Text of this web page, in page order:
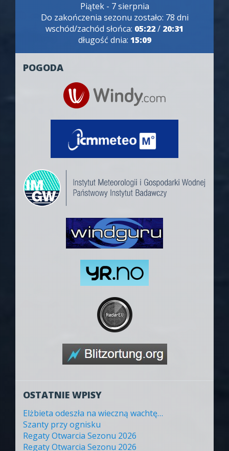
Piątek - 7 sierpnia
Do zakończenia sezonu zostało: 78 dni
wschód/zachód słońca: 05:22/ 20:31
długość dnia: 15:09
POGODA
OSTATNIE WPISY
Elżbieta odeszła na wieczną wachtę…
Szanty przy ognisku
Regaty Otwarcia Sezonu 2026
Regaty Otwarcia Sezonu 2026